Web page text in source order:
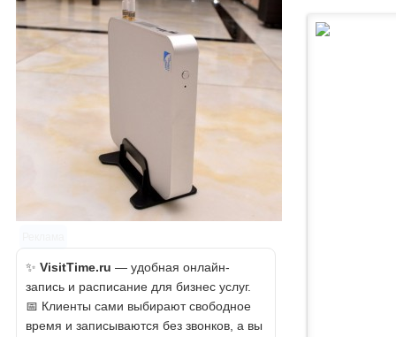
✨ VisitTime.ru — удобная онлайн-
запись и расписание для бизнес услуг.
📅 Клиенты сами выбирают свободное
время и записываются без звонков, а вы